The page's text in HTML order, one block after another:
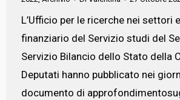
L’Ufficio per le ricerche nei settori
finanziario del Servizio studi del
Servizio Bilancio dello Stato della
Deputati hanno pubblicato nei
documento di